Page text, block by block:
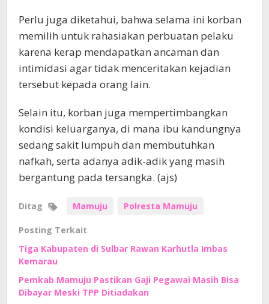
Perlu juga diketahui, bahwa selama ini korban
memilih untuk rahasiakan perbuatan pelaku
karena kerap mendapatkan ancaman dan
intimidasi agar tidak menceritakan kejadian
tersebut kepada orang lain.
Selain itu, korban juga mempertimbangkan
kondisi keluarganya, di mana ibu kandungnya
sedang sakit lumpuh dan membutuhkan
nafkah, serta adanya adik-adik yang masih
bergantung pada tersangka. (ajs)
Ditag Mamuju Polresta Mamuju
Posting Terkait
Tiga Kabupaten di Sulbar Rawan Karhutla Imbas
Kemarau
Pemkab Mamuju Pastikan Gaji Pegawai Masih Bisa
Dibayar Meski TPP Ditiadakan